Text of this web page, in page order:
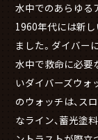
水中でのあらゆる
1960年代には新
ました。ダイバー
水中で救命に必要
いダイバーズウォ
のウォッチは、ス
なライン、蓄光塗